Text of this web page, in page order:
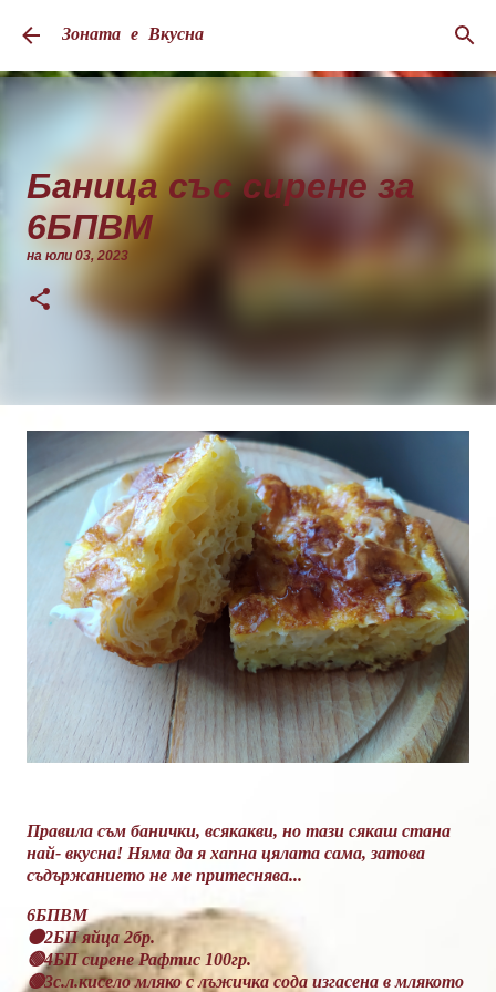
Пропускане към основното съдържание
Зоната е Вкусна
Баница със сирене за
6БПВМ
на юли 03, 2023
Правила съм банички, всякакви, но тази сякаш стана
най- вкусна! Няма да я хапна цялата сама, затова
съдържанието не ме притеснява...
6БПВМ
🟠2БП яйца 2бр.
🟢4БП сирене Рафтис 100гр.
🟢3с.л.кисело мляко с лъжичка сода изгасена в млякото